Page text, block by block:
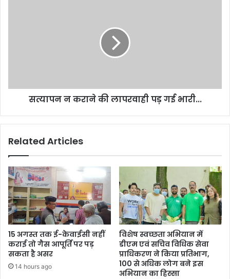
सत्यापन न कराने की लापरवाही पड़ गई भारी...
Related Articles
15 अगस्त तक ई-केवाईसी नहीं
कराई तो गैस आपूर्ति पर पड़
सकता है असर
14 hours ago
विशेष स्वच्छता अभियान में
डीएम एवं सचिव विधिक सेवा
प्राधिकरण ने किया प्रतिभाग,
100 से अधिक लोग बने इस
अभियान का हिस्सा